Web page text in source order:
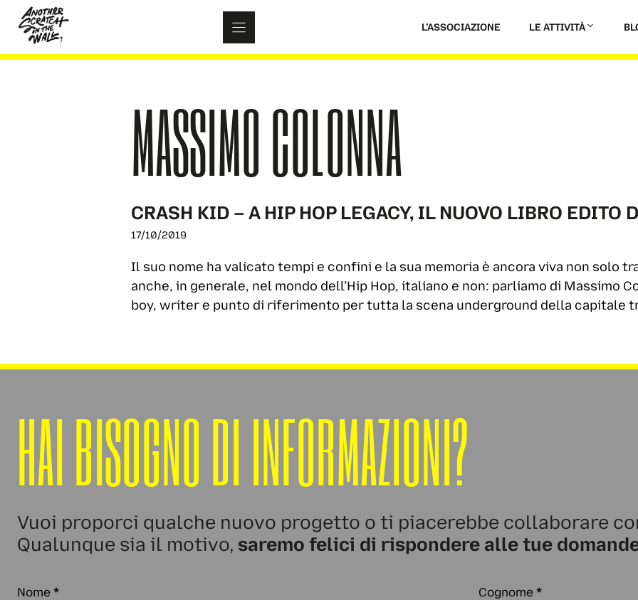
content
L’ASSOCIAZIONE LE ATTIVITÀ
MASSIMO COLONNA
CRASH KID – A HIP HOP LEGACY, IL NUOVO LIBRO EDITO
17/10/2019
Il suo nome ha valicato tempi e confini e la sua memoria è ancora viva non solo
anche, in generale, nel mondo dell’Hip Hop, italiano e non: parliamo di Massimo
boy, writer e punto di riferimento per tutta la scena underground della capitale
HAI BISOGNO DI INFORMAZIONI?
Vuoi proporci qualche nuovo progetto o ti piacerebbe collaborare
Qualunque sia il motivo, saremo felici di rispondere alle tue
Nome * Cognome *